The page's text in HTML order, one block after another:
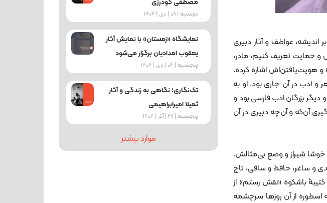
در شیراز است. تاثیر مکان بر اندیشه، عواطف و آثار دبیری
و حمایت تعریف کنیم، مادر،
هویت‌یافتن‌اش اشاره کرده.
و ادب در آن جاری بود. او به
بزرگان ادب فارسی بود و
آن‌که و آن‌چه دبیری در آن
خوشا شیراز و وضع بی‌مثالش.
و ساغر، حافظ و ساقی، تاج
باشکوه «نقش رستم» از
از آن روزها سرچشمه
مصطفی گودرزی
دوشنبه | 08 | دی | 1404
نمایشگاه «زمستان» با نمایش آثار
یعقوب امدادیان برگزار می‌شود
پنجشنبه | 04 | دی | 1404
تک‌نگاری: نگاهی به زندگی و آثار
ثمیلا امیرابراهیمی
پنجشنبه | 27 | آذر | 1404
موارد بیشتر